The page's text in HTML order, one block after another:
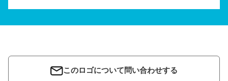
このロゴについて問い合わせする